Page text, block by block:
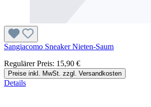
Sangiacomo Sneaker Nieten-Saum
Regulärer Preis: 15,90 €
Preise inkl. MwSt. zzgl. Versandkosten
Details